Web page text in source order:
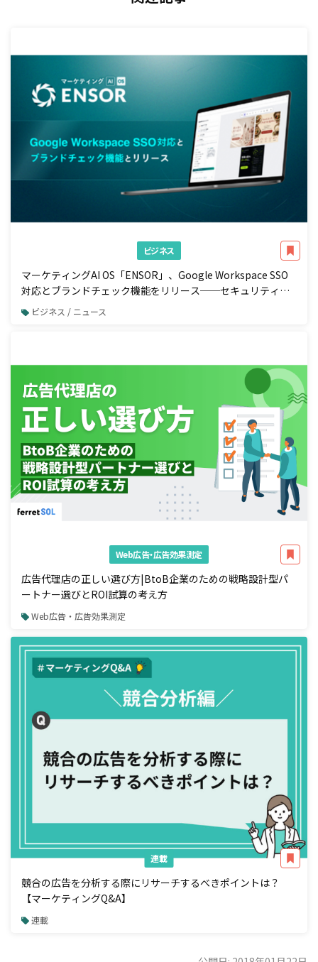
ビジネス
マーケティングAI OS「ENSOR」、Google Workspace SSO
対応とブランドチェック機能をリリース──セキュリティ強
化と広告配信前の自動コンプラ検知を一体で実現
ビジネス / ニュース
Web広告・広告効果測定
広告代理店の正しい選び方|BtoB企業のための戦略設計型パ
ートナー選びとROI試算の考え方
Web広告・広告効果測定
連載
競合の広告を分析する際にリサーチするべきポイントは？
【マーケティングQ&A】
連載